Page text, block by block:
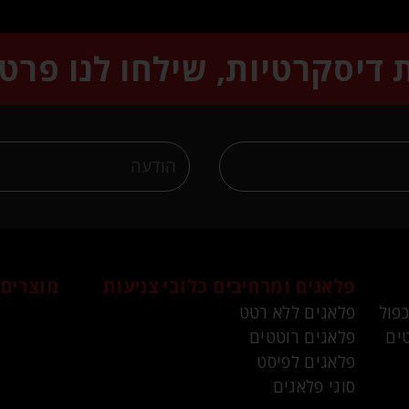
דיסקרטיות, שילחו לנו
פלאגים ומרחיבים
פלאגים ללא רטט
פלאגים רוטטים
פלאגים לפיסט
סוגי פלאגים
כלובי צניעות